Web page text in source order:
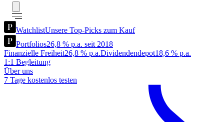
WatchlistUnsere Top-Picks zum Kauf
Portfolios26,8 % p.a. seit 2018
Finanzielle Freiheit26,8 % p.a.Dividendendepot18,6 % p.a.
1:1 Begleitung
Über uns
7 Tage kostenlos testen